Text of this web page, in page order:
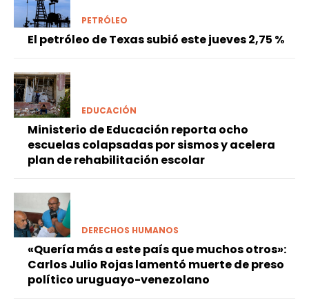
PETRÓLEO
El petróleo de Texas subió este jueves 2,75 %
EDUCACIÓN
Ministerio de Educación reporta ocho
escuelas colapsadas por sismos y acelera
plan de rehabilitación escolar
DERECHOS HUMANOS
«Quería más a este país que muchos otros»:
Carlos Julio Rojas lamentó muerte de preso
político uruguayo-venezolano